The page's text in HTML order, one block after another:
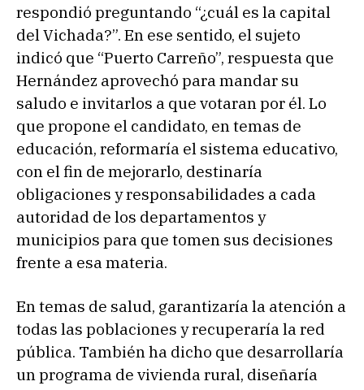
respondió preguntando “¿cuál es la capital
del Vichada?”. En ese sentido, el sujeto
indicó que “Puerto Carreño”, respuesta que
Hernández aprovechó para mandar su
saludo e invitarlos a que votaran por él. Lo
que propone el candidato, en temas de
educación, reformaría el sistema educativo,
con el fin de mejorarlo, destinaría
obligaciones y responsabilidades a cada
autoridad de los departamentos y
municipios para que tomen sus decisiones
frente a esa materia.
En temas de salud, garantizaría la atención a
todas las poblaciones y recuperaría la red
pública. También ha dicho que desarrollaría
un programa de vivienda rural, diseñaría